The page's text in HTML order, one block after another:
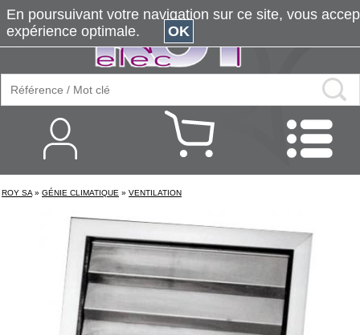
ROY SA » GÉNIE CLIMATIQUE » VENTILATION
En poursuivant votre navigation sur ce site, vous
expérience optimale.
OK